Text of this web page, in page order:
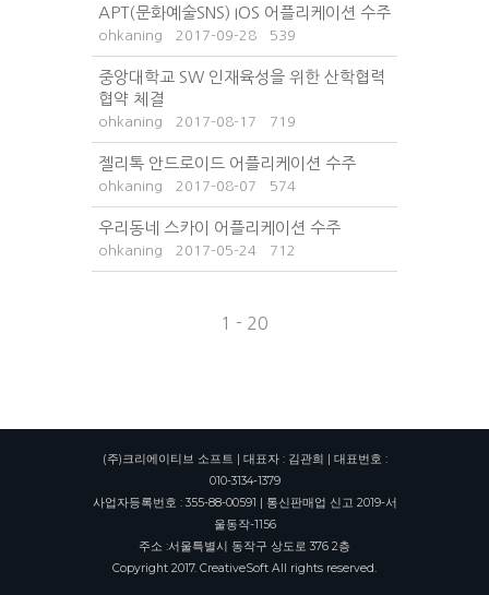
APT(문화예술SNS) IOS 어플리케이션 수주
ohkaning 2017-09-28 539
중앙대학교 SW 인재육성을 위한 산학협력
협약 체결
ohkaning 2017-08-17 719
젤리톡 안드로이드 어플리케이션 수주
ohkaning 2017-08-07 574
우리동네 스카이 어플리케이션 수주
ohkaning 2017-05-24 712
1 - 20
(주)크리에이티브 소프트 | 대표자 : 김관희 | 대표번호 :
010-3134-1379
사업자등록번호 : 355-88-00591 | 통신판매업 신고 2019-서
울동작-1156
주소 :서울특별시 동작구 상도로 376 2층
Copyright 2017. CreativeSoft All rights reserved.